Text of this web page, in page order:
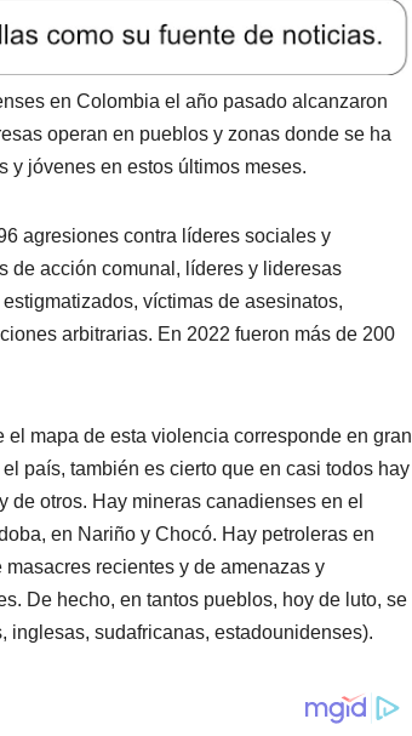
en Colombia el año pasado alcanzaron
operan en pueblos y zonas donde se ha
y jóvenes en estos últimos meses.
agresiones contra líderes sociales y
de acción comunal, líderes y lideresas
víctimas de asesinatos,
arbitrarias. En 2022 fueron más de 200
mapa de esta violencia corresponde en gran
país, también es cierto que en casi todos hay
de otros. Hay mineras canadienses en el
en Nariño y Chocó. Hay petroleras en
recientes y de amenazas y
De hecho, en tantos pueblos, hoy de luto, se
inglesas, sudafricanas, estadounidenses).